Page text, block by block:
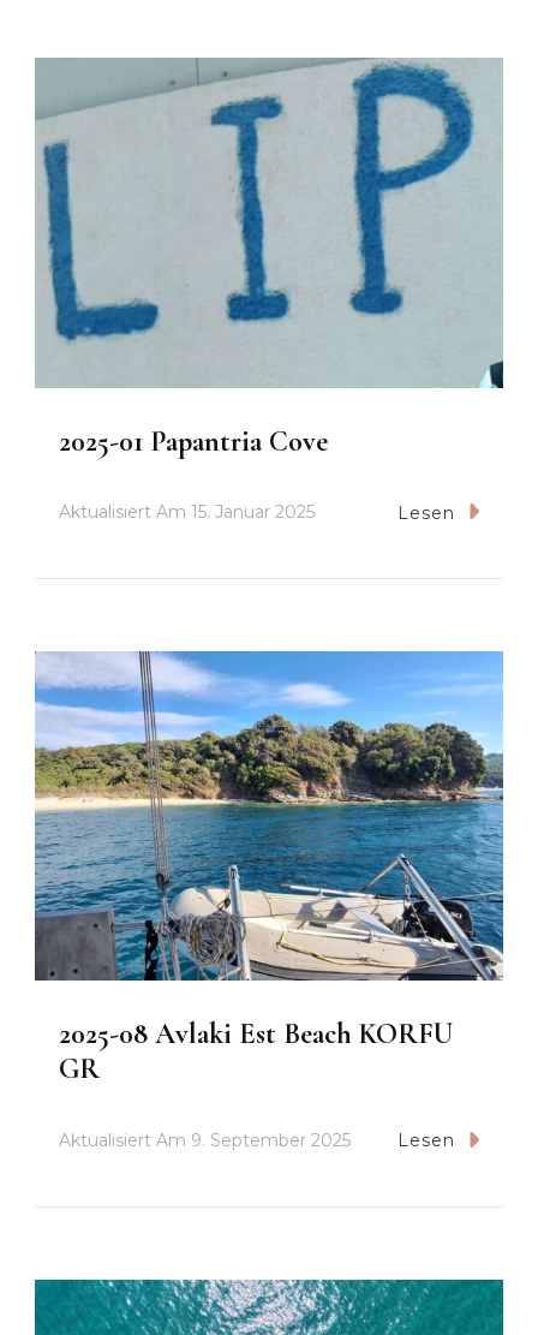
2025-01 Papantria Cove
Aktualisiert Am 15. Januar 2025 Lesen
2025-08 Avlaki Est Beach KORFU
GR
Aktualisiert Am 9. September 2025 Lesen